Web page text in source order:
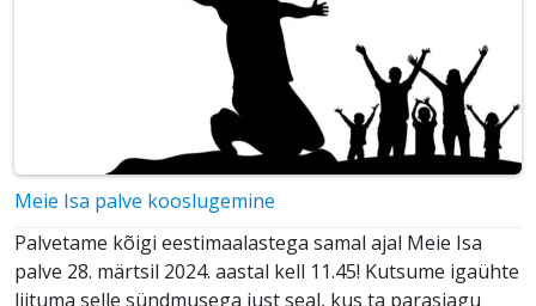
Meie Isa palve kooslugemine
Palvetame kõigi eestimaalastega samal ajal Meie Isa
palve 28. märtsil 2024. aastal kell 11.45! Kutsume igaühte
liituma selle sündmusega just seal, kus ta parasjagu